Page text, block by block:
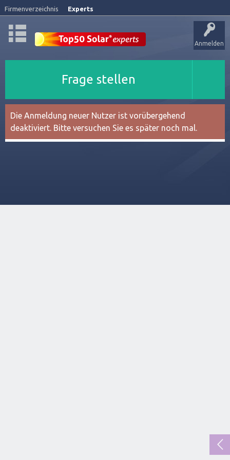
Firmenverzeichnis Experts
Anmelden
Frage stellen
Die Anmeldung neuer Nutzer ist vorübergehend
deaktiviert. Bitte versuchen Sie es später noch mal.